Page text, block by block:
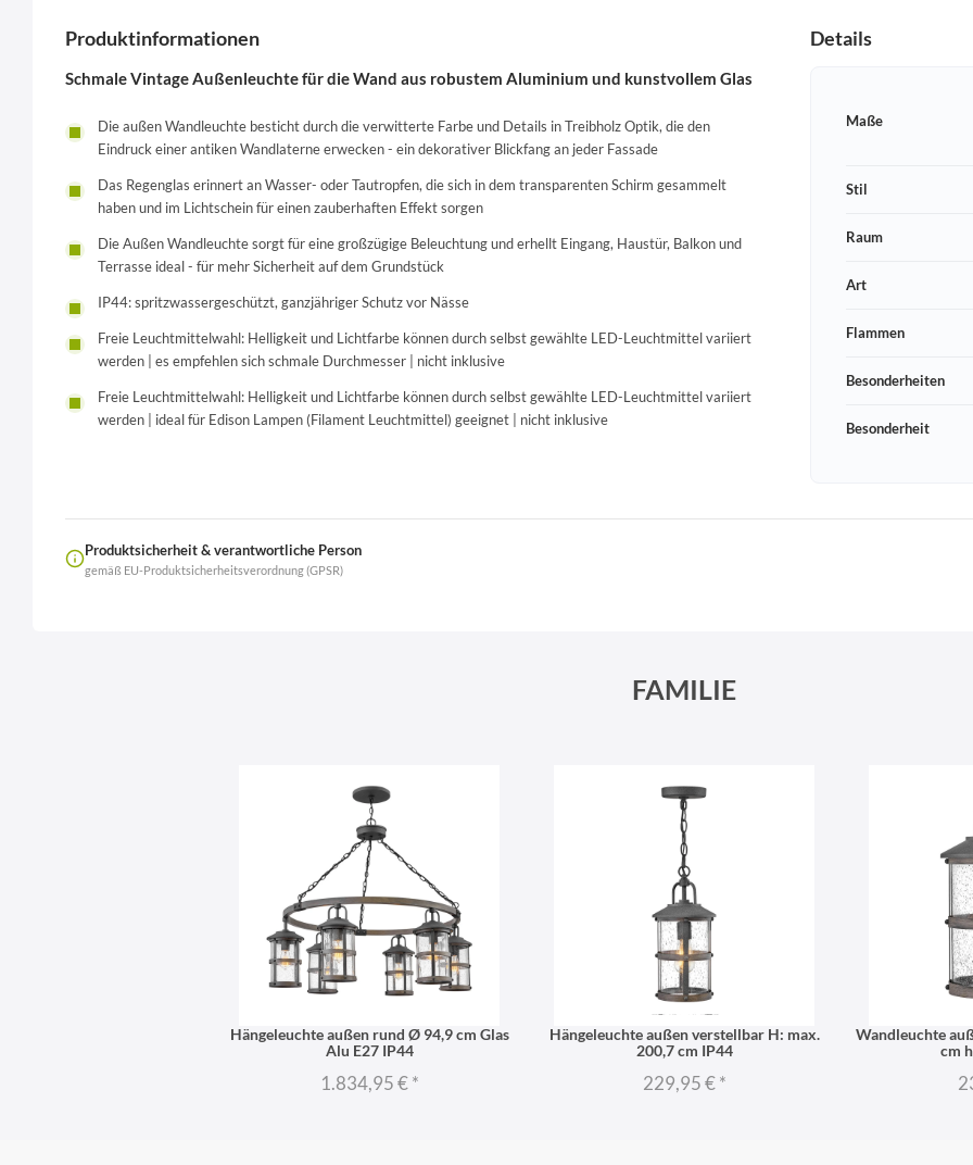
Produktinformationen
Schmale Vintage Außenleuchte für die Wand aus robustem Aluminium und kunstvollem Glas
Die außen Wandleuchte besticht durch die verwitterte Farbe und Details in Treibholz Optik, die den
Eindruck einer antiken Wandlaterne erwecken - ein dekorativer Blickfang an jeder Fassade
Das Regenglas erinnert an Wasser- oder Tautropfen, die sich in dem transparenten Schirm gesammelt
haben und im Lichtschein für einen zauberhaften Effekt sorgen
Die Außen Wandleuchte sorgt für eine großzügige Beleuchtung und erhellt Eingang, Haustür, Balkon und
Terrasse ideal - für mehr Sicherheit auf dem Grundstück
IP44: spritzwassergeschützt, ganzjähriger Schutz vor Nässe
Freie Leuchtmittelwahl: Helligkeit und Lichtfarbe können durch selbst gewählte LED-Leuchtmittel variiert
werden | es empfehlen sich schmale Durchmesser | nicht inklusive
Freie Leuchtmittelwahl: Helligkeit und Lichtfarbe können durch selbst gewählte LED-Leuchtmittel variiert
werden | ideal für Edison Lampen (Filament Leuchtmittel) geeignet | nicht inklusive
Details
Maße
Stil
Raum
Art
Flammen
Besonderheiten
Besonderheit
Produktsicherheit & verantwortliche Person
gemäß EU-Produktsicherheitsverordnung (GPSR)
FAMILIE
Hängeleuchte außen rund Ø 94,9 cm Glas
Alu E27 IP44
1.834,95 €*
Hängeleuchte außen verstellbar H: max.
200,7 cm IP44
229,95 €*
Wandleuchte
cm